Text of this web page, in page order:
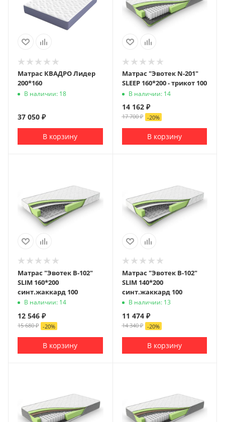
Матрас КВАДРО Лидер
200*160
В наличии: 18
37 050 ₽
В корзину
Матрас "Эвотек N-201"
SLEEP 160*200 - трикот 100
В наличии: 14
14 162₽
17 700₽ -20%
В корзину
Матрас "Эвотек В-102"
SLIM 160*200
синт.жаккард 100
В наличии: 14
12 546 ₽
15 680₽ -20%
В корзину
Матрас "Эвотек В-102"
SLIM 140*200
синт.жаккард 100
В наличии: 13
11 474₽
14 340₽ -20%
В корзину